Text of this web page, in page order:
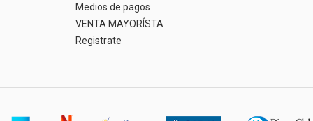
Medios de pagos
VENTA MAYORÍSTA
Registrate